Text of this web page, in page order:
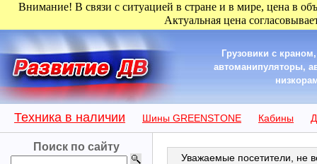
Внимание! В связи с ситуацией в стране и в мире, цена в
Актуальная цена
Грузовики с
автоманипуляторы,
Техника в наличии Шины GREENSTONE Кабины
Поиск по сайту
Уважаемые посетители, не